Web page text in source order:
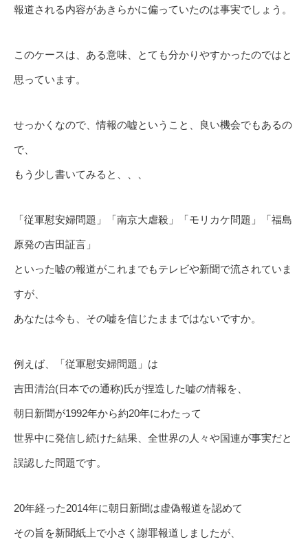
報道される内容があきらかに偏っていたのは事実でしょう。
このケースは、ある意味、とても分かりやすかったのではと
思っています。
せっかくなので、情報の嘘ということ、良い機会でもあるの
で、
もう少し書いてみると、、、
「従軍慰安婦問題」「南京大虐殺」「モリカケ問題」「福島
原発の吉田証言」
といった嘘の報道がこれまでもテレビや新聞で流されていま
すが、
あなたは今も、その嘘を信じたままではないですか。
例えば、「従軍慰安婦問題」は
吉田清治(日本での通称)氏が捏造した嘘の情報を、
朝日新聞が1992年から約20年にわたって
世界中に発信し続けた結果、全世界の人々や国連が事実だと
誤認した問題です。
20年経った2014年に朝日新聞は虚偽報道を認めて
その旨を新聞紙上で小さく謝罪報道しましたが、